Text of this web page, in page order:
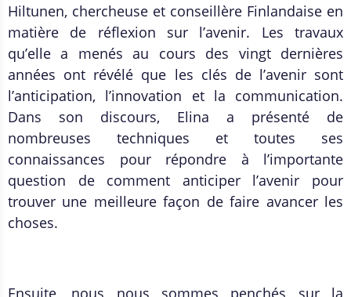
Hiltunen, chercheuse et conseillère Finlandaise en
matière de réflexion sur l’avenir. Les travaux
qu’elle a menés au cours des vingt dernières
années ont révélé que les clés de l’avenir sont
l’anticipation, l’innovation et la communication.
Dans son discours, Elina a présenté de
nombreuses techniques et toutes ses
connaissances pour répondre à l’importante
question de comment anticiper l’avenir pour
trouver une meilleure façon de faire avancer les
choses.
Ensuite, nous nous sommes penchés sur la